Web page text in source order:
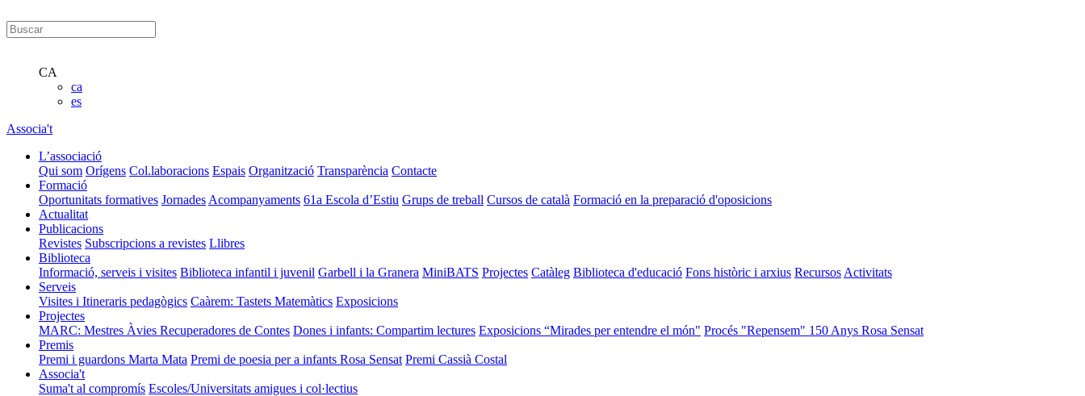
CA
ca
es
Associa't
L’associació
Qui som Orígens Col.laboracions Espais Organització Transparència Contacte
Formació
Oportunitats formatives Jornades Acompanyaments 61a Escola d’Estiu Grups de treball Cursos de català Formació en la preparació d'oposicions
Actualitat
Publicacions
Revistes Subscripcions a revistes Llibres
Biblioteca
Informació, serveis i visites Biblioteca infantil i juvenil Garbell i la Granera MiniBATS Projectes Catàleg Biblioteca d'educació Fons històric i arxius Recursos Activitats
Serveis
Visites i Itineraris pedagògics Caàrem: Tastets Matemàtics Exposicions
Projectes
MARC: Mestres Àvies Recuperadores de Contes Dones i infants: Compartim lectures Exposicions “Mirades per entendre el món" Procés "Repensem" 150 Anys Rosa Sensat
Premis
Premi i guardons Marta Mata Premi de poesia per a infants Rosa Sensat Premi Cassià Costal
Associa't
Suma't al compromís Escoles/Universitats amigues i col·lectius